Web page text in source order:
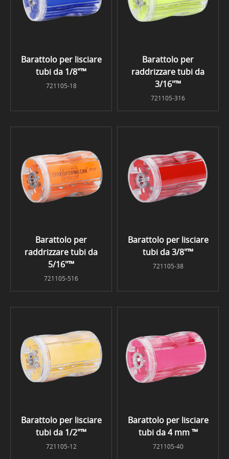
Barattolo per lisciare
tubi da 1/8"™
721105-18
Barattolo per
raddrizzare tubi da
3/16"™
721105-316
Barattolo per
raddrizzare tubi da
5/16"™
721105-516
Barattolo per lisciare
tubi da 3/8"™
721105-38
Barattolo per lisciare
tubi da 1/2"™
721105-12
Barattolo per lisciare
tubi da 4 mm ™
721105-40